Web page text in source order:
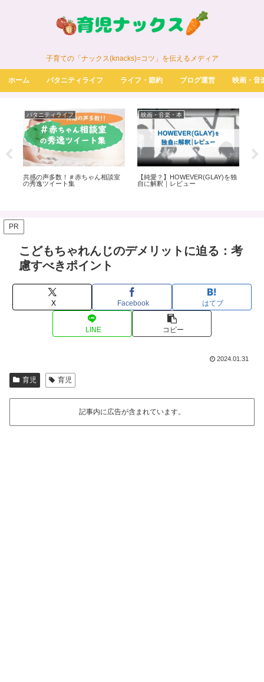
子育ての「ナックス(knacks)=コツ」を伝えるメディア
ホーム パタニティライフ ライフ・節約 ブログ運営 映画・音
パタニティライフ
共感の声多数！＃赤ちゃん相談室
の秀逸ツイート集
映画・音楽・本
【純愛？】HOWEVER(GLAY)を独
自に解釈｜レビュー
PR
こどもちゃれんじのデメリットに迫る：考
慮すべきポイント
X Facebook はてブ
LINE コピー
2024.01.31
育児 育児
記事内に広告が含まれています。